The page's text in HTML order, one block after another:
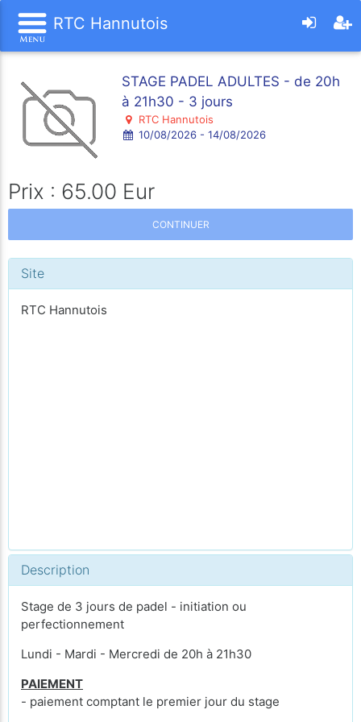
RTC Hannutois
STAGE PADEL ADULTES - de 20h
à 21h30 - 3 jours
RTC Hannutois
10/08/2026 - 14/08/2026
Prix : 65.00 Eur
CONTINUER
Site
RTC Hannutois
Description
Stage de 3 jours de padel - initiation ou
perfectionnement
Lundi - Mardi - Mercredi de 20h à 21h30
PAIEMENT
- paiement comptant le premier jour du stage